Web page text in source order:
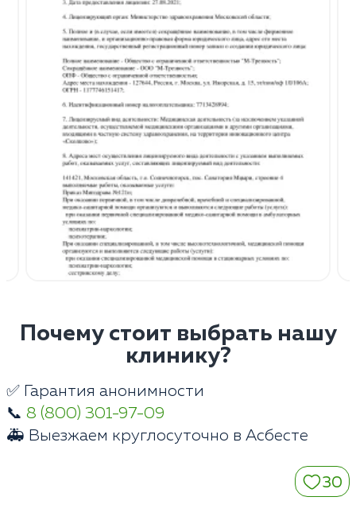
Почему стоит выбрать нашу
клинику?
✅ Гарантия анонимности
📞 8 (800) 301-97-09
🚑 Выезжаем круглосуточно в Асбесте
30